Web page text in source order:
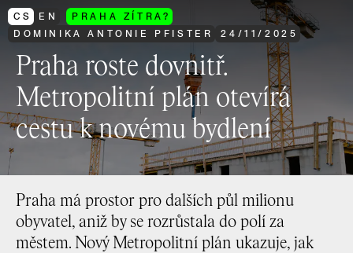
CS EN
PRAHA ZÍTRA?
DOMINIKA ANTONIE PFISTER
24 /11/2025
Praha roste dovnitř.
Metropolitní plán otevírá
cestu k novému bydlení
Praha má prostor pro dalších půl milionu
obyvatel, aniž by se rozrůstala do polí za
městem. Nový Metropolitní plán ukazuje, jak